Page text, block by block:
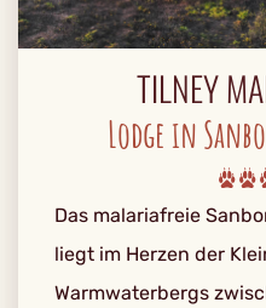
TILNEY
Lodge in
Das malariafreie
liegt im Herzen der
Warmwaterbergs